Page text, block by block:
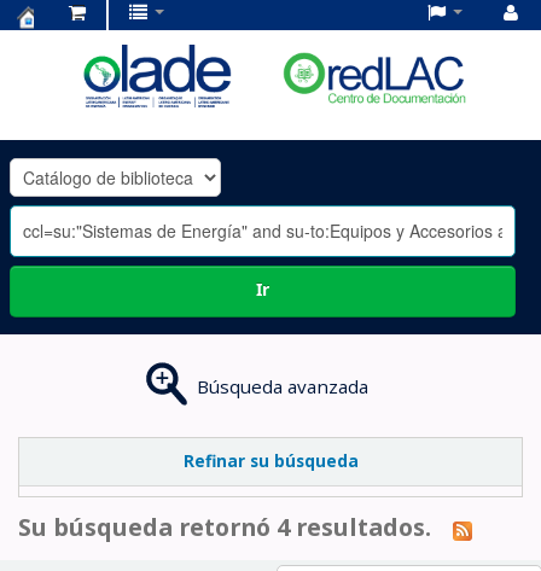
OLADE
-
Ir
Búsqueda avanzada
Refinar su búsqueda
Su búsqueda retornó 4 resultados.